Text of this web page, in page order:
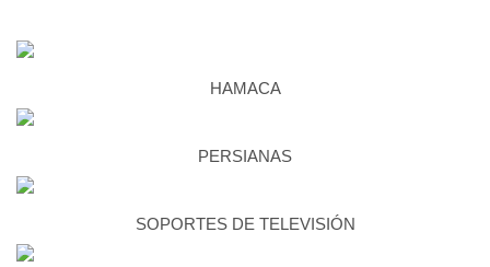
HAMACA
PERSIANAS
SOPORTES DE TELEVISIÓN